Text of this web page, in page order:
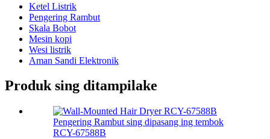
Ketel Listrik
Pengering Rambut
Skala Bobot
Mesin kopi
Wesi listrik
Aman Sandi Elektronik
Produk sing ditampilake
Pengering Rambut sing dipasang ing tembok
RCY-67588B